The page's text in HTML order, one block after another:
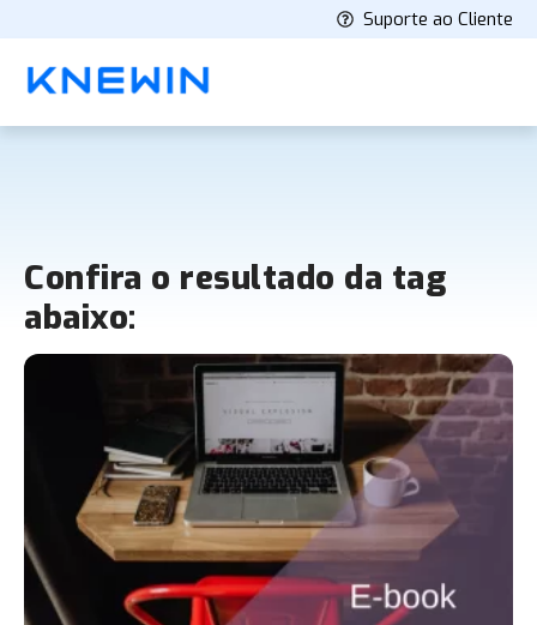
Suporte ao Cliente
Confira o resultado da tag
abaixo: